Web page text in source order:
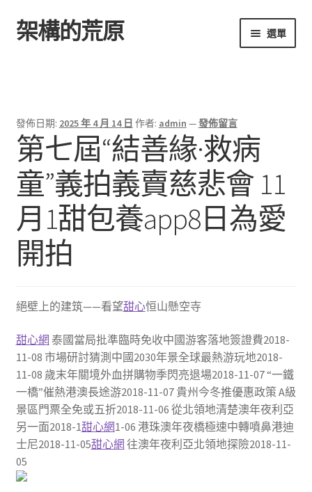
跳
至
跳
至
架構的荒原 選單
發佈日期: 2025 年 4 月 14 日 作者: admin —發佈留言
第七屆“結善緣·救病
童”義拍義賣慈悲會 11
月1甜包養app8日為愛
開拍
絕壁上的建筑——看望甜心恒山懸空寺
甜心網 泰國當局批準臨時免收中國游客落地簽證費2018-
11-08 市場研討猜測中國2030年景全球最熱游玩地2018-
11-08 歲末年關境外血拼購物季閃亮退場2018-11-07 “一鐵
一橋”催熱港澳長途游2018-11-07 貴州今冬推優惠政策 A級
景區門票全免或五折2018-11-06 從北領地清楚澳年夜利亞
另一面2018-1甜心網1-06 港珠澳年夜橋極速中轉噴鼻港迪
士尼2018-11-05甜心網 往澳年夜利亞北領地探險2018-11-
05